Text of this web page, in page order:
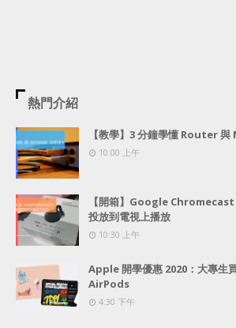
熱門介紹
【教學】3 分鐘學懂 Router
10:00 上午
【開箱】Google Chromecast
投放到電視上播放
10:30 上午
Apple 開學優惠 2020：大專生
AirPods
4:30 下午